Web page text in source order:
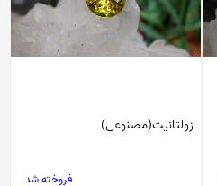
زولتانیت(مصنوعی)
فروخته شد